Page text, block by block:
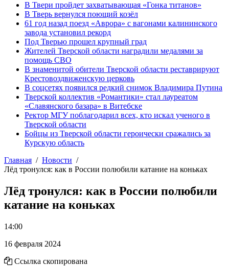
В Твери пройдет захватывающая «Гонка титанов»
В Тверь вернулся поющий козёл
61 год назад поезд «Аврора» с вагонами калининского
завода установил рекорд
Под Тверью прошел крупный град
Жителей Тверской области наградили медалями за
помощь СВО
В знаменитой обители Тверской области реставрируют
Крестовоздвиженскую церковь
В соцсетях появился редкий снимок Владимира Путина
Тверской коллектив «Романтики» стал лауреатом
«Славянского базара» в Витебске
Ректор МГУ поблагодарил всех, кто искал ученого в
Тверской области
Бойцы из Тверской области героически сражались за
Курскую область
Главная
Новости
Лёд тронулся: как в России полюбили катание на коньках
Лёд тронулся: как в России полюбили
катание на коньках
14:00
16 февраля 2024
Ссылка скопирована